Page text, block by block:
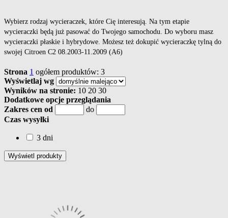
Wybierz rodzaj wycieraczek, które Cię interesują. Na tym etapie
wycieraczki będą już pasować do Twojego samochodu. Do wyboru masz
wycieraczki płaskie i hybrydowe. Możesz też dokupić wycieraczkę tylną do
swojej Citroen C2 08.2003-11.2009 (A6)
Strona 1 ogółem produktów: 3
Wyświetlaj wg
Wyników na stronie: 10 20 30
Dodatkowe opcje przeglądania
Zakres cen od
do
Czas wysyłki
3 dni